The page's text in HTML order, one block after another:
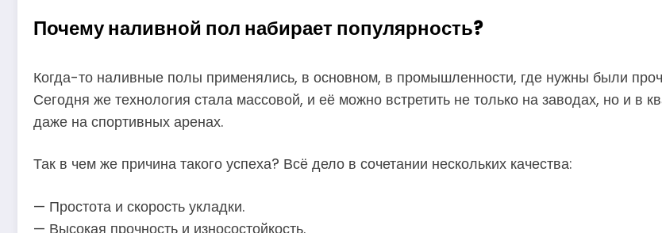
Почему наливной пол набирает популярность?
Когда-то наливные полы применялись, в основном, в промышленности, где нужны были
Сегодня же технология стала массовой, и её можно встретить не только на заводах, но и в
даже на спортивных аренах.
Так в чем же причина такого успеха? Всё дело в сочетании нескольких качества:
— Простота и скорость укладки.
— Высокая прочность и износостойкость.